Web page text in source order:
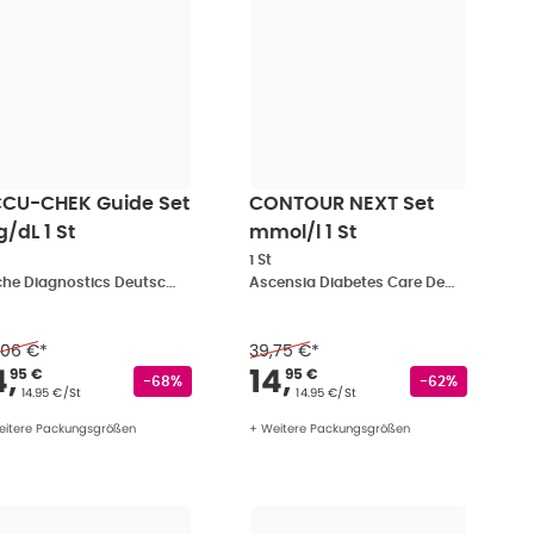
€
CHEK Guide Set
dL 1 St
Roche Diagnostics Deutschland GmbH
€*
: 14,95 €
,
95 €
Grundpreis
14.95 €/St
Rabattstempel
-68%
Packungsgrößen
CONTOUR NEXT Set
mmol/l 1 St
1 St
39,75 €*
Verkaufspreis:
14,
95 €
Grundpreis
14.95 €/St
Rabattstempel
-62%
+ Weitere Packungsgrößen